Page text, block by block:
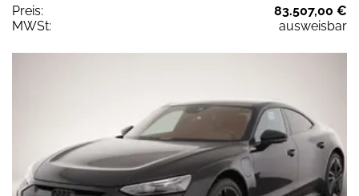
Preis:
83.507,00 €
MWSt:
ausweisbar